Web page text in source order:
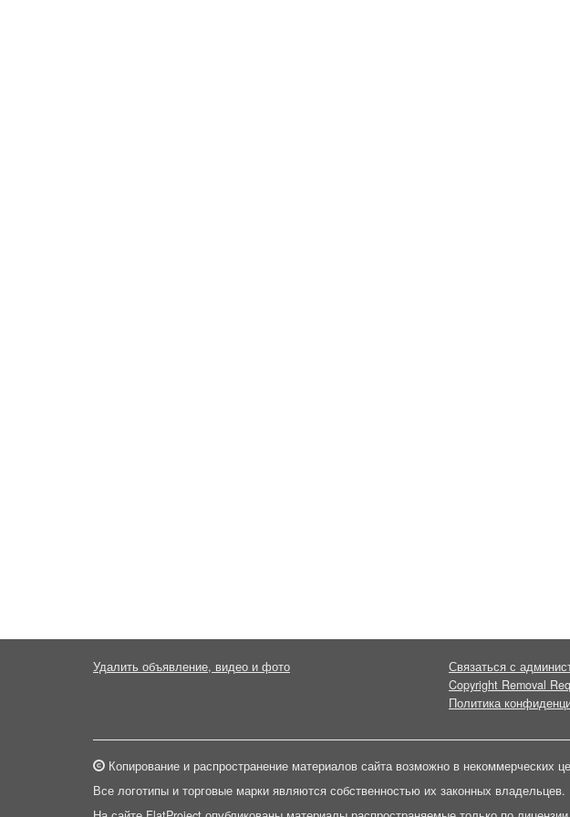
Удалить объявление, видео и фото
Связаться с
Copyright Removal
Политика
Копирование и распространение материалов сайта возможно в некоммерческих
Все логотипы и торговые марки являются собственностью их законных владельцев.